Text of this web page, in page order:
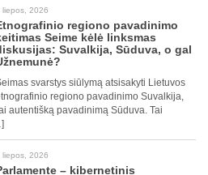
liepos, 2026
regiono pavadinimo
Seime kėlė linksmas
Suvalkija, Sūduva, o gal
svarstys siūlymą atsisakyti Lietuvos
regiono pavadinimo Suvalkija,
autentišką pavadinimą Sūduva. Tai
liepos, 2026
– kibernetinis